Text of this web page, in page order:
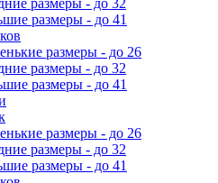
размеры - до 32
размеры - до 41
размеры - до 26
размеры - до 32
размеры - до 41
размеры - до 26
размеры - до 32
размеры - до 41